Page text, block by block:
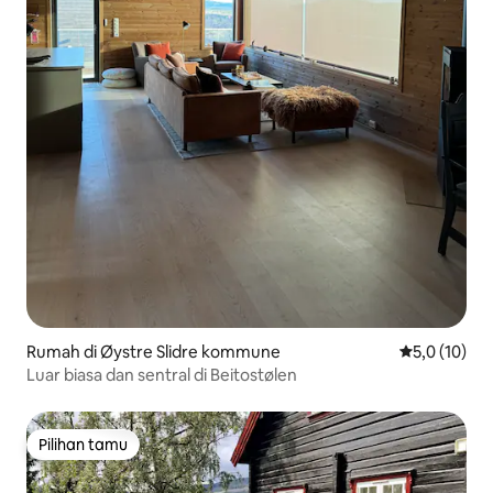
Rumah di Øystre Slidre kommune Nilai rata-
5,0 (10)
Luar biasa dan sentral di Beitostølen
Pilihan tamu
Pilihan tamu